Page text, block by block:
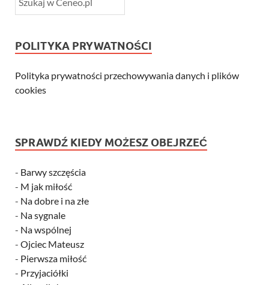
POLITYKA PRYWATNOŚCI
Polityka prywatności przechowywania danych i plików
cookies
SPRAWDŹ KIEDY MOŻESZ OBEJRZEĆ
- Barwy szczęścia
- M jak miłość
- Na dobre i na złe
- Na sygnale
- Na wspólnej
- Ojciec Mateusz
- Pierwsza miłość
- Przyjaciółki